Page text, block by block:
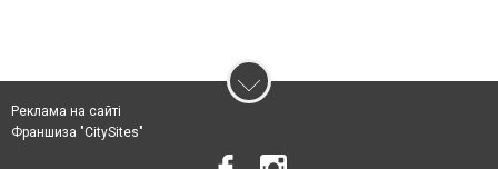
Реклама на сайті
Франшиза "CitySites"